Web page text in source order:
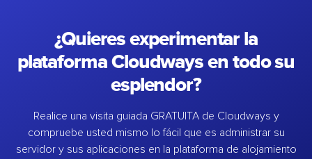
¿Quieres experimentar la
plataforma Cloudways en todo su
esplendor?
Realice una visita guiada GRATUITA de Cloudways y
compruebe usted mismo lo fácil que es administrar su
servidor y sus aplicaciones en la plataforma de alojamiento